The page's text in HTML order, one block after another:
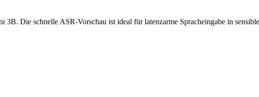
Die schnelle ASR-Vorschau ist ideal für latenzarme Spracheingabe in